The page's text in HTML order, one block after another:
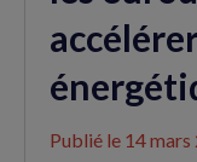
Publié le 14 mars